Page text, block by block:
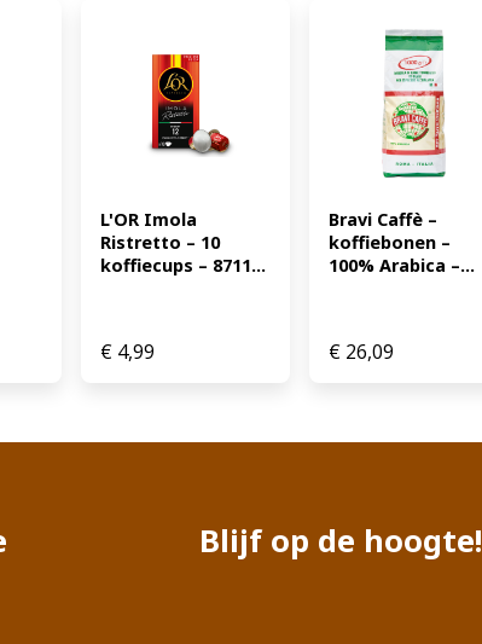
L'OR Imola
Ristretto – 10
koffiecups – 8711...
€ 4,99
Bravi Caffè –
koffiebonen –
100% Arabica –...
€26,09
Blijf op de hoogte!